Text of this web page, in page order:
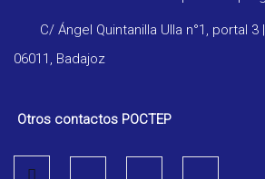
C/ Ángel Quintanilla Ulla n°1, portal 3
06011, Badajoz
Otros contactos POCTEP